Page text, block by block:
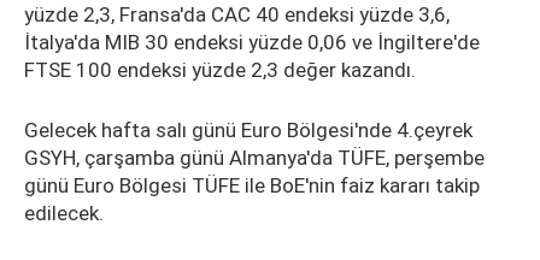
yüzde 2,3, Fransa'da CAC 40 endeksi yüzde 3,6,
İtalya'da MIB 30 endeksi yüzde 0,06 ve İngiltere'de
FTSE 100 endeksi yüzde 2,3 değer kazandı.
Gelecek hafta salı günü Euro Bölgesi'nde 4.çeyrek
GSYH, çarşamba günü Almanya'da TÜFE, perşembe
günü Euro Bölgesi TÜFE ile BoE'nin faiz kararı takip
edilecek.